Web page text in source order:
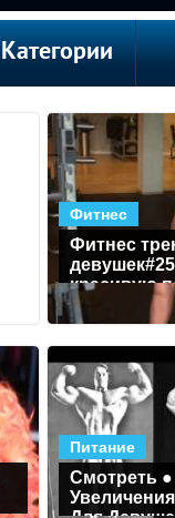
Категории
Фитнес
красивую
Фитнес
Смотреть
Питание